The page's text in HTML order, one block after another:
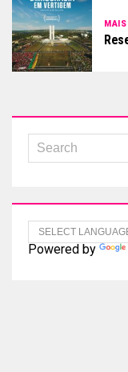
MAIS
Powered by